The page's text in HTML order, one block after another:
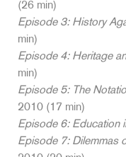
(26 min)
Episode 3: History
min)
Episode 4: Heritage
min)
Episode 5: The
2010 (17 min)
Episode 6: Education
Episode 7: Dilemmas